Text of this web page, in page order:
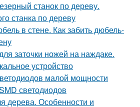
станок по дереву.
станка по дереву
в стене. Как забить дюбель-
заточки ножей на наждаке.
устройство
малой мощности
светодиодов
дерева. Особенности и